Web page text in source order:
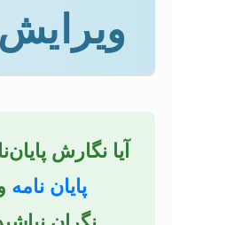
آیا نگارش
پایان نامه